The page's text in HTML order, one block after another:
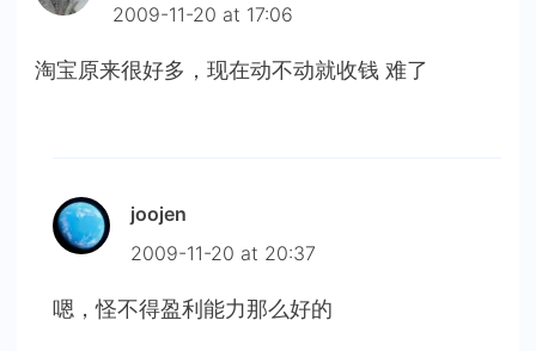
2009-11-20 at 17:06
淘宝原来很好多，现在动不动就收钱 难了
joojen
2009-11-20 at 20:37
嗯，怪不得盈利能力那么好的